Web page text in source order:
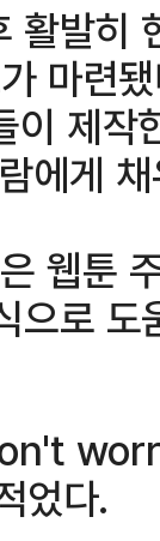
활발히
마련
이 제
에게
웹툰
으로 도
었다.